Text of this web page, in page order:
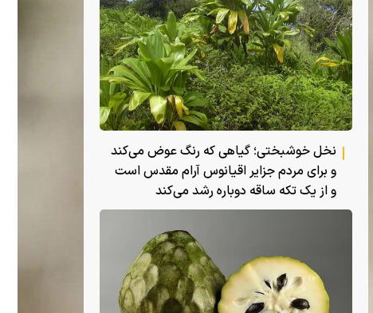
نخل خوشبختی؛ گیاهی که رنگ عوض می‌کند
و برای مردم جزایر اقیانوس آرام مقدس است
و از یک تکه ساقه دوباره رشد می‌کند